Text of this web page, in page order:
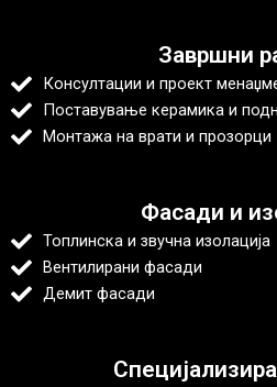
Завршни
Консултации и проект
Поставување керамика и
Монтажа на врати и прозорци
Фасади и
Топлинска и звучна изолација
Вентилирани фасади
Демит фасади